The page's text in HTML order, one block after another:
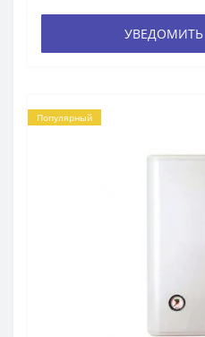
Популярный